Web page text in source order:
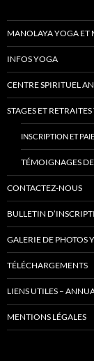
MANOLAYA YOGA ET
INFOS YOGA
CENTRE SPIRITUEL
STAGES ET
INSCRIPTION ET
TÉMOIGNAGES
CONTACTEZ-NOUS
BULLETIN
GALERIE DE PHOTOS
TÉLÉCHARGEMENTS
LIENS UTILES –
MENTIONS LÉGALES